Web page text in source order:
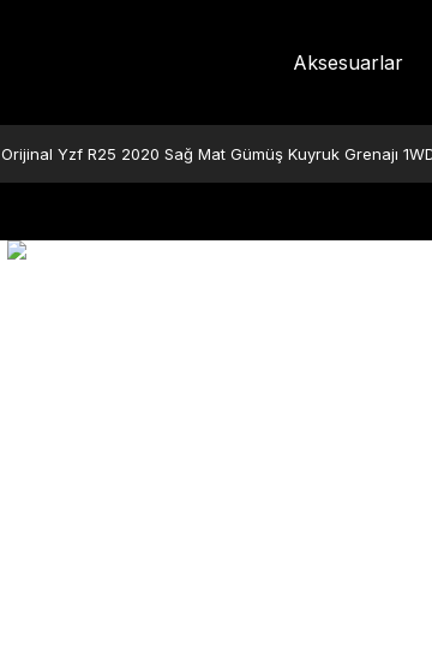
Aksesuarlar
Orijinal Yzf R25 2020 Sağ Mat Gümüş Kuyruk Grenajı